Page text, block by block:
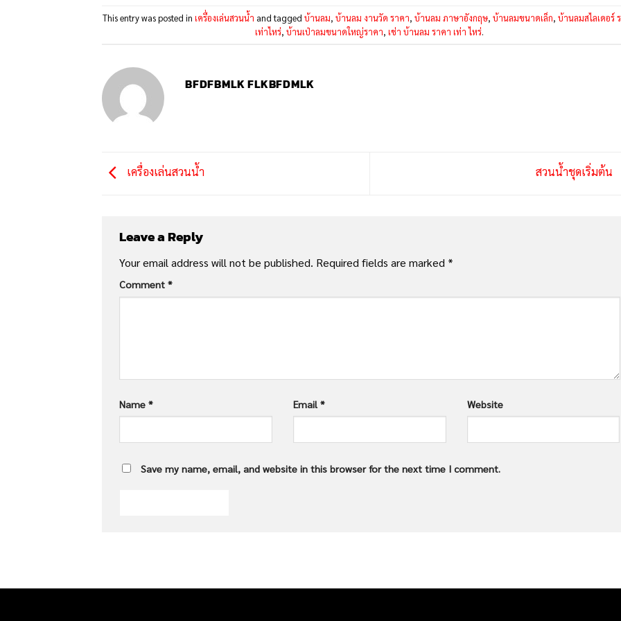
This entry was posted inเครื่องเล่นสวนน้ำ and taggedบ้านลม,บ้านลม งานวัด ราคา,บ้านลม ภาษาอังกฤษ,บ้านลมขนาดเล็ก,บ้านลมสไลเดอร์
เท่าไหร่,บ้านเป่าลมขนาดใหญ่ราคา,เช่า บ้านลม ราคา เท่า ไหร่.
BFDFBMLK FLKBFDMLK
เครื่องเล่นสวนน้ำ สวนน้ำชุดเริ่มต้น
Leave a Reply
Your email address will not be published. Required fields are marked *
Comment *
Name * Email * Website
Save my name, email, and website in this browser for the next time I comment.